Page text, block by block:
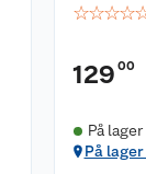
☆☆☆☆
129 00
På
På